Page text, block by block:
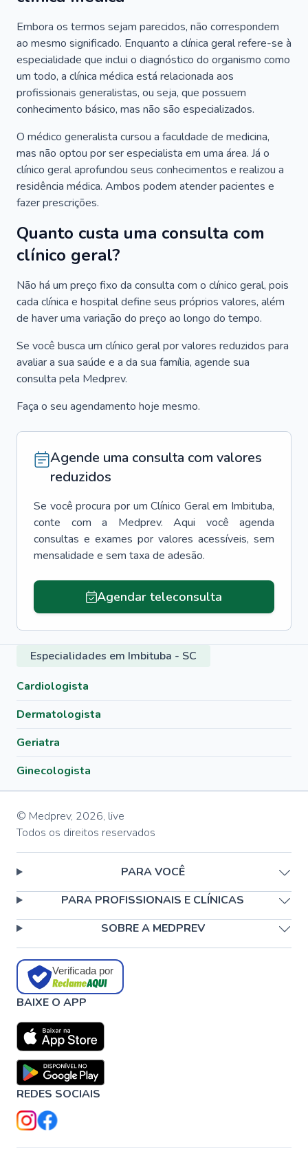
Embora os termos sejam parecidos, não correspondem
ao mesmo significado. Enquanto a clínica geral refere-se à
especialidade que inclui o diagnóstico do organismo como
um todo, a clínica médica está relacionada aos
profissionais generalistas, ou seja, que possuem
conhecimento básico, mas não são especializados.
O médico generalista cursou a faculdade de medicina,
mas não optou por ser especialista em uma área. Já o
clínico geral aprofundou seus conhecimentos e realizou a
residência médica. Ambos podem atender pacientes e
fazer prescrições.
Quanto custa uma consulta com
clínico geral?
Não há um preço fixo da consulta com o clínico geral, pois
cada clínica e hospital define seus próprios valores, além
de haver uma variação do preço ao longo do tempo.
Se você busca um clínico geral por valores reduzidos para
avaliar a sua saúde e a da sua família, agende sua
consulta pela Medprev.
Faça o seu agendamento hoje mesmo.
Agende uma consulta com valores
reduzidos
Se você procura por um Clínico Geral em Imbituba,
conte com a Medprev. Aqui você agenda
consultas e exames por valores acessíveis, sem
mensalidade e sem taxa de adesão.
Agendar teleconsulta
Especialidades em Imbituba - SC
Cardiologista
Dermatologista
Geriatra
Ginecologista
© Medprev, 2026, live
Todos os direitos reservados
PARA VOCÊ
PARA PROFISSIONAIS E CLÍNICAS
SOBRE A MEDPREV
Verificada por
BAIXE O APP
REDES SOCIAIS